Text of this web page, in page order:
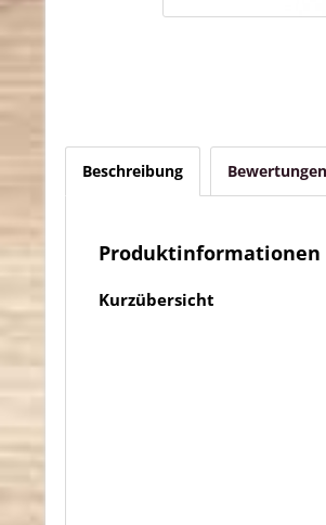
Beschreibung Bewertungen
Produktinformationen
Kurzübersicht